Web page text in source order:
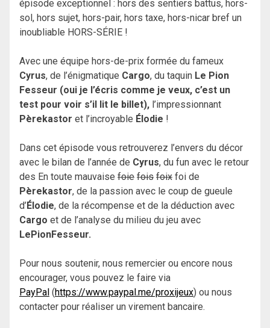
épisode exceptionnel : hors des sentiers battus, hors-
sol, hors sujet, hors-pair, hors taxe, hors-nicar bref un
inoubliable HORS-SÉRIE !
Avec une équipe hors-de-prix formée du fameux
Cyrus, de l’énigmatique Cargo, du taquin Le Pion
Fesseur (oui je l’écris comme je veux, c’est un
test pour voir s’il lit le billet), l’impressionnant
Pèrekastor et l’incroyable Élodie !
Dans cet épisode vous retrouverez l’envers du décor
avec le bilan de l’année de Cyrus, du fun avec le retour
des En toute mauvaise foie fois foix foi de
Pèrekastor, de la passion avec le coup de gueule
d’Élodie, de la récompense et de la déduction avec
Cargo et de l’analyse du milieu du jeu avec
LePionFesseur.
Pour nous soutenir, nous remercier ou encore nous
encourager, vous pouvez le faire via
PayPal (https://www.paypal.me/proxijeux) ou nous
contacter pour réaliser un virement bancaire.